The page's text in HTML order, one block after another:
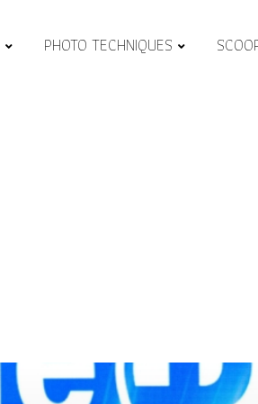
PHOTO TECHNIQUES